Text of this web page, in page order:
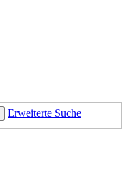
Erweiterte Suche